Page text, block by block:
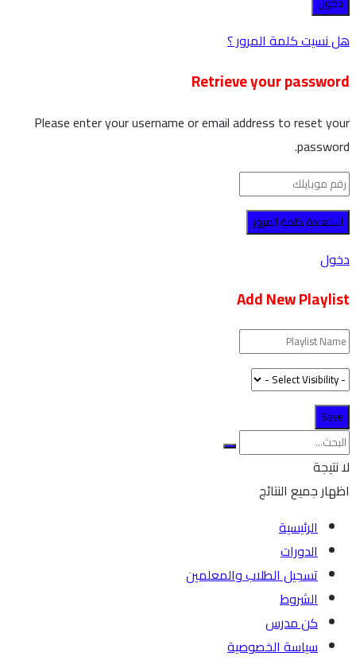
هل نسيت كلمة المرور ؟
Retrieve your password
Please enter your username or email address to reset your
password.
دخول
Add New Playlist
لا نتيجة
اظهار جميع النتائج
الرئيسية
الدورات
تسجيل الطلاب والمعلمين
الشروط
كن مدرس
سياسة الخصوصية